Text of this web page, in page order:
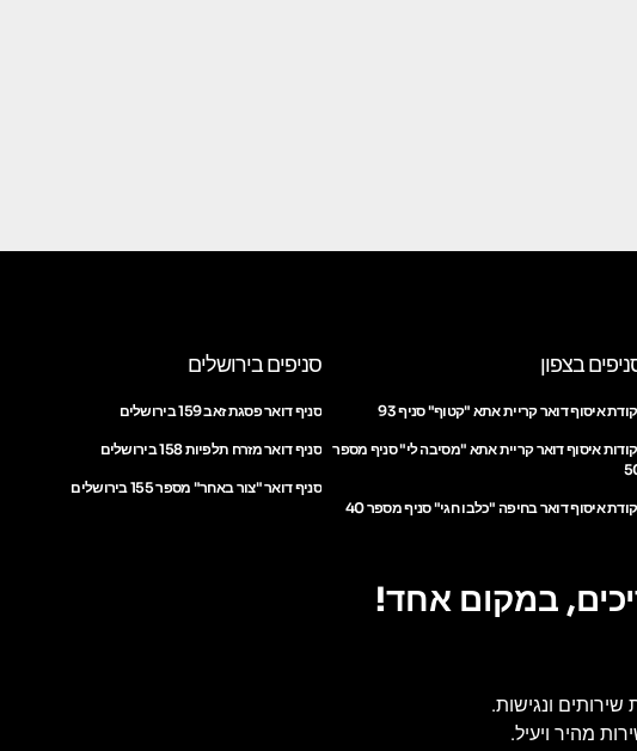
בצפון
איסוף דואר קריית אתא "קטוף" סניף 93
איסוף דואר קריית אתא "מסיבה לי" סניף מספר
איסוף דואר בחיפה "כלבו חגי" סניף מספר 40
סניפים בירושלים
סניף דואר פסגת זאב 159 בירושלים
סניף דואר מזרח תלפיות 158 בירושלים
סניף דואר "צור באחר" מספר 155 בירושלים
במקום אחד!
ונגישות.
מהיר ויעיל.